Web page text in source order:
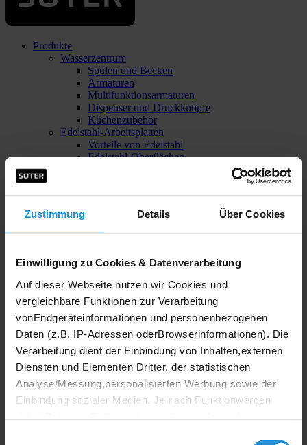
Zustimmung Details Über Cookies
Einwilligung zu Cookies & Datenverarbeitung
Auf dieser Webseite nutzen wir Cookies und
vergleichbare Funktionen zur Verarbeitung
vonEndgeräteinformationen und personenbezogenen
Daten (z.B. IP-Adressen oderBrowserinformationen). Die
Verarbeitung dient der Einbindung von Inhalten,externen
Diensten und Elementen Dritter, der statistischen
Analyse/Messung,personalisierten Werbung sowie der
Einbindung sozialer Medien. Je nach Funktionwerden
Produkte
Wasserzentrum
Spülen und Becken
Armaturen
Multifunktionsarmaturen
Dispenser und Druckknöpfe
Küchenzubehör
Edelstahl-Arbeitsplatten
Vorteile von Edelstahl
Edelstahl-Oberflächen
Reinigung & Pflege
Ersatzteile
Spülen und Becken
Die Suter Geschichte
Showrooms
Showroom Herford
Showroom Zürich
Showroom Schinznach-Bad
Unsere Produktion
Messen
Pressebereich
Jobs & Karriere
Service
Unser Aussendienst